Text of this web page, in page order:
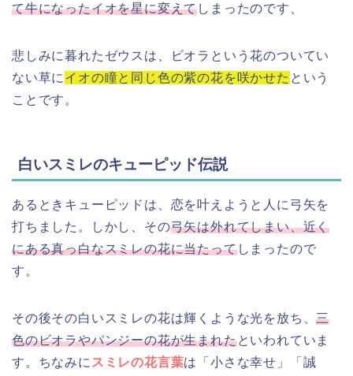
て牛になったイオを星に変えてしまったのです、
悲しみに暮れたゼウスは、ビオラという花のついてい
ない草に イオの瞳と同じ色の紫の花を咲かせた という
ことです。
白いスミレのキューピッド伝説
あるときキューピッドは、恋を叶えようと人に弓矢を
打ちました。しかし、その弓矢は外れてしまい、近く
にある真っ白なスミレの花に当たってしまったので
す。
その後その白いスミレの花は輝くような光を放ち、三
色のビオラやパンジーの花が生まれたといわれていま
す。ちなみに スミレの花言葉は「小さな幸せ」「誠